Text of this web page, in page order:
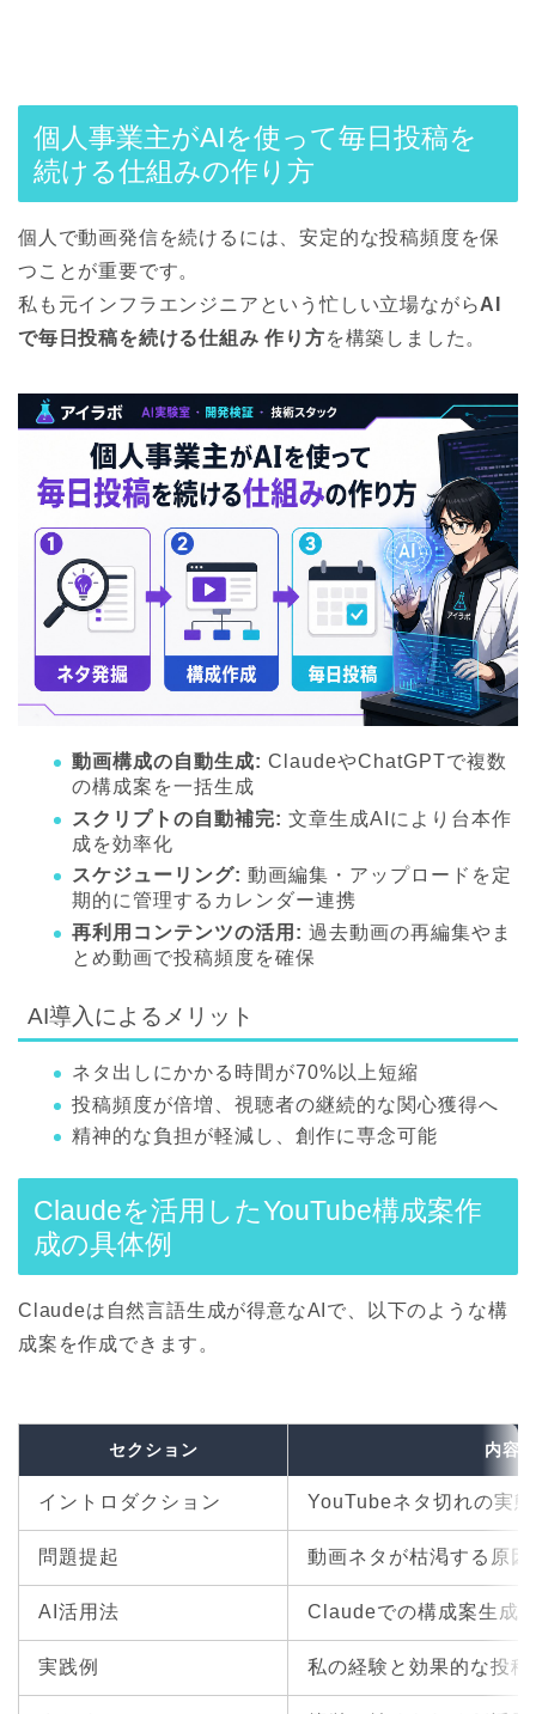
個人事業主がAIを使って毎日投稿を
続ける仕組みの作り方
個人で動画発信を続けるには、安定的な投稿頻度を保
つことが重要です。
私も元インフラエンジニアという忙しい立場ながらAI
で毎日投稿を続ける仕組み 作り方を構築しました。
動画構成の自動生成: ClaudeやChatGPTで複数
の構成案を一括生成
スクリプトの自動補完: 文章生成AIにより台本作
成を効率化
スケジューリング: 動画編集・アップロードを定
期的に管理するカレンダー連携
再利用コンテンツの活用: 過去動画の再編集やま
とめ動画で投稿頻度を確保
AI導入によるメリット
ネタ出しにかかる時間が70%以上短縮
投稿頻度が倍増、視聴者の継続的な関心獲得へ
精神的な負担が軽減し、創作に専念可能
Claudeを活用したYouTube構成案作
成の具体例
Claudeは自然言語生成が得意なAIで、以下のような構
成案を作成できます。
セクション 内容
イントロダクション YouTubeネタ切れの実
問題提起 動画ネタが枯渇する原因
AI活用法 Claudeでの構成案生成
実践例 私の経験と効果的な投稿